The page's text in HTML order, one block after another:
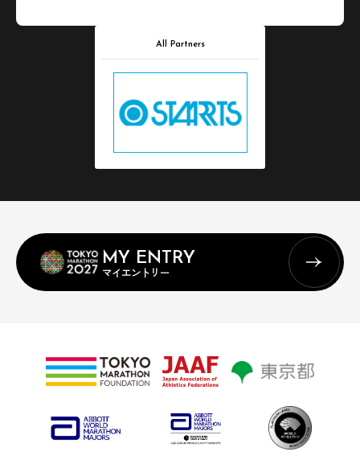
All Partners
MY ENTRY
マイエントリー